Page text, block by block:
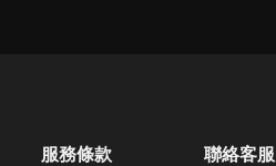
服務條款 聯絡客服